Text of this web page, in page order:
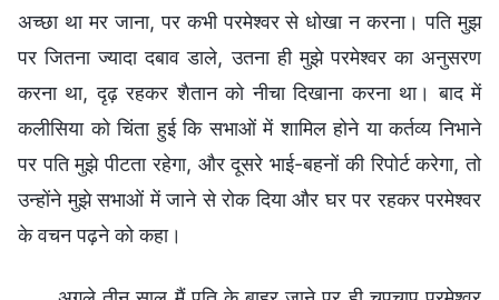
अच्छा था मर जाना, पर कभी परमेश्वर से धोखा न करना। पति मुझ
पर जितना ज्यादा दबाव डाले, उतना ही मुझे परमेश्वर का अनुसरण
करना था, दृढ़ रहकर शैतान को नीचा दिखाना करना था। बाद में
कलीसिया को चिंता हुई कि सभाओं में शामिल होने या कर्तव्य निभाने
पर पति मुझे पीटता रहेगा, और दूसरे भाई-बहनों की रिपोर्ट करेगा, तो
उन्होंने मुझे सभाओं में जाने से रोक दिया और घर पर रहकर परमेश्वर
के वचन पढ़ने को कहा।